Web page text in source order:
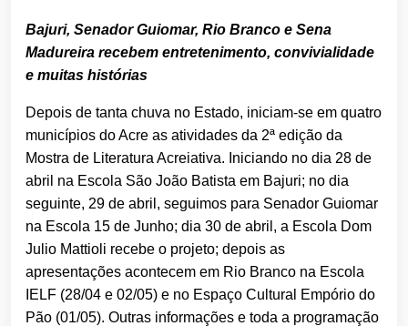
Bajuri, Senador Guiomar, Rio Branco e Sena
Madureira recebem entretenimento, convivialidade
e muitas histórias
Depois de tanta chuva no Estado, iniciam-se em quatro
municípios do Acre as atividades da 2ª edição da
Mostra de Literatura Acreiativa. Iniciando no dia 28 de
abril na Escola São João Batista em Bajuri; no dia
seguinte, 29 de abril, seguimos para Senador Guiomar
na Escola 15 de Junho; dia 30 de abril, a Escola Dom
Julio Mattioli recebe o projeto; depois as
apresentações acontecem em Rio Branco na Escola
IELF (28/04 e 02/05) e no Espaço Cultural Empório do
Pão (01/05). Outras informações e toda a programação